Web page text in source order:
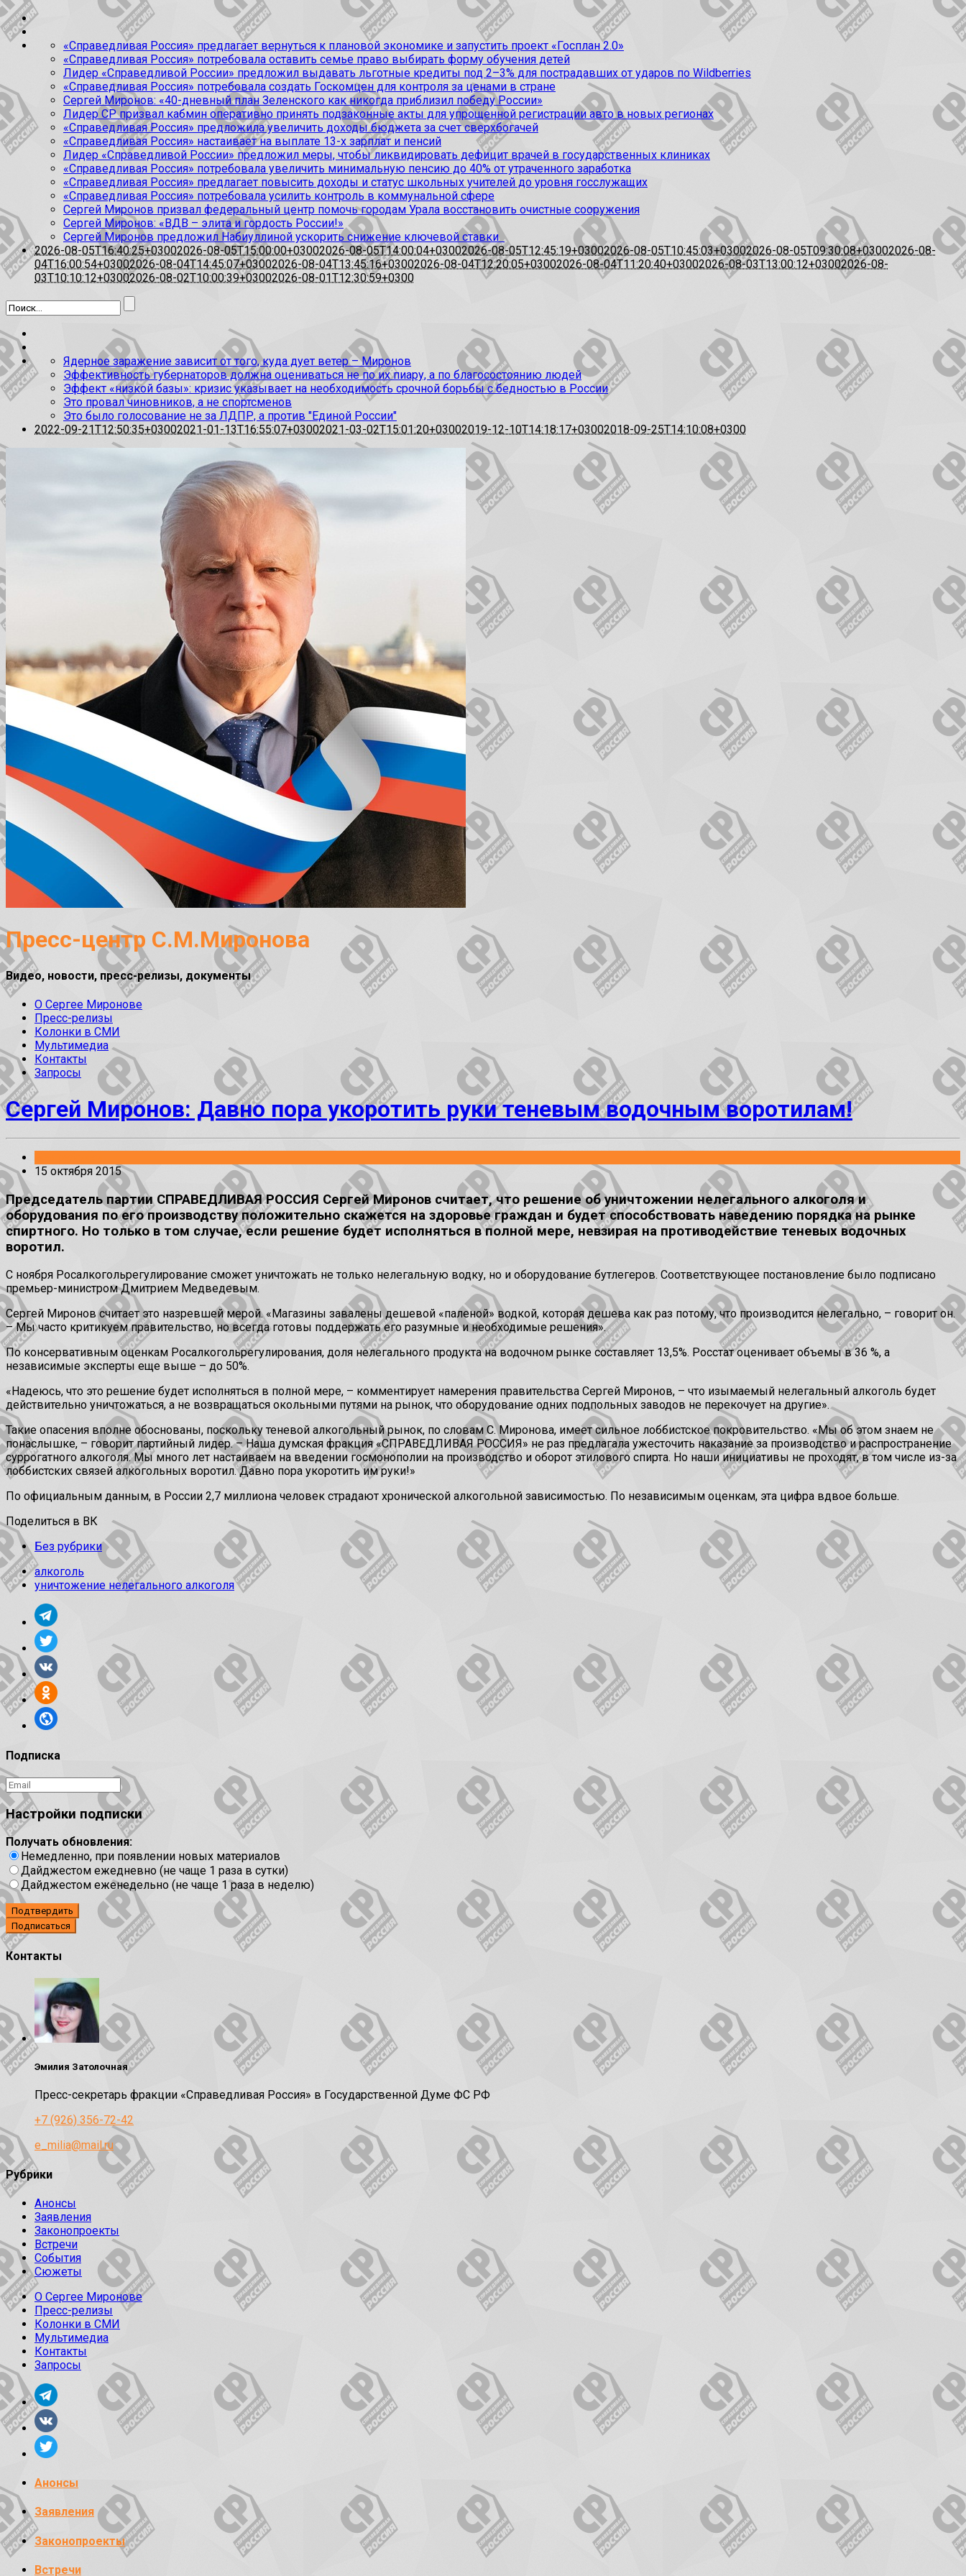
«Справедливая Россия» предлагает вернуться к плановой экономике и запустить проект «Госплан 2.0»
«Справедливая Россия» потребовала оставить семье право выбирать форму обучения детей
Лидер «Справедливой России» предложил выдавать льготные кредиты под 2–3% для пострадавших от ударов по Wildberries
«Справедливая Россия» потребовала создать Госкомцен для контроля за ценами в стране
Сергей Миронов: «40-дневный план Зеленского как никогда приблизил победу России»
Лидер СР призвал кабмин оперативно принять подзаконные акты для упрощенной регистрации авто в новых регионах
«Справедливая Россия» предложила увеличить доходы бюджета за счет сверхбогачей
«Справедливая Россия» настаивает на выплате 13-х зарплат и пенсий
Лидер «Справедливой России» предложил меры, чтобы ликвидировать дефицит врачей в государственных клиниках
«Справедливая Россия» потребовала увеличить минимальную пенсию до 40% от утраченного заработка
«Справедливая Россия» предлагает повысить доходы и статус школьных учителей до уровня госслужащих
«Справедливая Россия» потребовала усилить контроль в коммунальной сфере
Сергей Миронов призвал федеральный центр помочь городам Урала восстановить очистные сооружения
Сергей Миронов: «ВДВ – элита и гордость России!»
Сергей Миронов предложил Набиуллиной ускорить снижение ключевой ставки
2026-08-05T16:40:25+03002026-08-05T15:00:00+03002026-08-05T14:00:04+03002026-08-05T12:45:19+03002026-08-05T10:45:03+03002026-08-05T09:30:08+03002026-08-
04T16:00:54+03002026-08-04T14:45:07+03002026-08-04T13:45:16+03002026-08-04T12:20:05+03002026-08-04T11:20:40+03002026-08-03T13:00:12+03002026-08-
03T10:10:12+03002026-08-02T10:00:39+03002026-08-01T12:30:59+0300
Ядерное заражение зависит от того, куда дует ветер – Миронов
Эффективность губернаторов должна оцениваться не по их пиару, а по благосостоянию людей
Эффект «низкой базы»: кризис указывает на необходимость срочной борьбы с бедностью в России
Это провал чиновников, а не спортсменов
Это было голосование не за ЛДПР, а против "Единой России"
2022-09-21T12:50:35+03002021-01-13T16:55:07+03002021-03-02T15:01:20+03002019-12-10T14:18:17+03002018-09-25T14:10:08+0300
Пресс-центр С.М.Миронова
Видео, новости, пресс-релизы, документы
О Сергее Миронове
Пресс-релизы
Колонки в СМИ
Мультимедиа
Контакты
Запросы
Сергей Миронов: Давно пора укоротить руки теневым водочным воротилам!
15 октября 2015
Председатель партии СПРАВЕДЛИВАЯ РОССИЯ Сергей Миронов считает, что решение об уничтожении нелегального алкоголя и
оборудования по его производству положительно скажется на здоровье граждан и будет способствовать наведению порядка на рынке
спиртного. Но только в том случае, если решение будет исполняться в полной мере, невзирая на противодействие теневых водочных
воротил.
С ноября Росалкогольрегулирование сможет уничтожать не только нелегальную водку, но и оборудование бутлегеров. Соответствующее постановление было подписано
премьер-министром Дмитрием Медведевым.
Сергей Миронов считает это назревшей мерой. «Магазины завалены дешевой «паленой» водкой, которая дешева как раз потому, что производится нелегально, – говорит он.
– Мы часто критикуем правительство, но всегда готовы поддержать его разумные и необходимые решения».
По консервативным оценкам Росалкогольрегулирования, доля нелегального продукта на водочном рынке составляет 13,5%. Росстат оценивает объемы в 36 %, а
независимые эксперты еще выше – до 50%.
«Надеюсь, что это решение будет исполняться в полной мере, – комментирует намерения правительства Сергей Миронов, – что изымаемый нелегальный алкоголь будет
действительно уничтожаться, а не возвращаться окольными путями на рынок, что оборудование одних подпольных заводов не перекочует на другие».
Такие опасения вполне обоснованы, поскольку теневой алкогольный рынок, по словам С. Миронова, имеет сильное лоббистское покровительство. «Мы об этом знаем не
понаслышке, – говорит партийный лидер. – Наша думская фракция «СПРАВЕДЛИВАЯ РОССИЯ» не раз предлагала ужесточить наказание за производство и распространение
суррогатного алкоголя. Мы много лет настаиваем на введении госмонополии на производство и оборот этилового спирта. Но наши инициативы не проходят, в том числе из-за
лоббистских связей алкогольных воротил. Давно пора укоротить им руки!»
По официальным данным, в России 2,7 миллиона человек страдают хронической алкогольной зависимостью. По независимым оценкам, эта цифра вдвое больше.
Поделиться в ВК
Без рубрики
алкоголь
уничтожение нелегального алкоголя
Подписка
Настройки подписки
Получать обновления:
Немедленно, при появлении новых материалов
Дайджестом ежедневно (не чаще 1 раза в сутки)
Дайджестом еженедельно (не чаще 1 раза в неделю)
Подтвердить
Контакты
Эмилия Затолочная
Пресс-секретарь фракции «Справедливая Россия» в Государственной Думе ФС РФ
+7 (926) 356-72-42
e_milia@mail.ru
Рубрики
Анонсы
Заявления
Законопроекты
Встречи
События
Сюжеты
О Сергее Миронове
Пресс-релизы
Колонки в СМИ
Мультимедиа
Контакты
Запросы
Анонсы
Заявления
Законопроекты
Встречи